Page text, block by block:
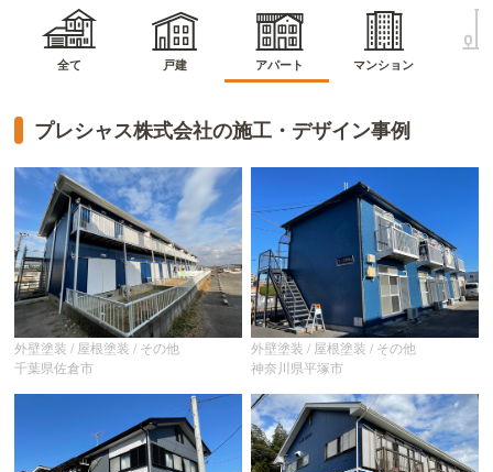
全て 戸建 アパート マンション
プレシャス株式会社の施工・デザイン事例
外壁塗装 / 屋根塗装 / その他
千葉県佐倉市
外壁塗装 / 屋根塗装 / その他
神奈川県平塚市